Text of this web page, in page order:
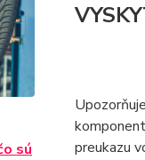
sú
preukazu